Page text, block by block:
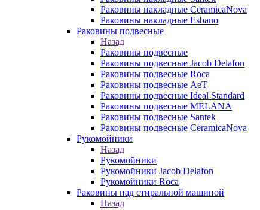
Раковины накладные CeramicaNova
Раковины накладные Esbano
Раковины подвесные
Назад
Раковины подвесные
Раковины подвесные Jacob Delafon
Раковины подвесные Roca
Раковины подвесные AeT
Раковины подвесные Ideal Standard
Раковины подвесные MELANA
Раковины подвесные Santek
Раковины подвесные CeramicaNova
Рукомойники
Назад
Рукомойники
Рукомойники Jacob Delafon
Рукомойники Roca
Раковины над стиральной машиной
Назад